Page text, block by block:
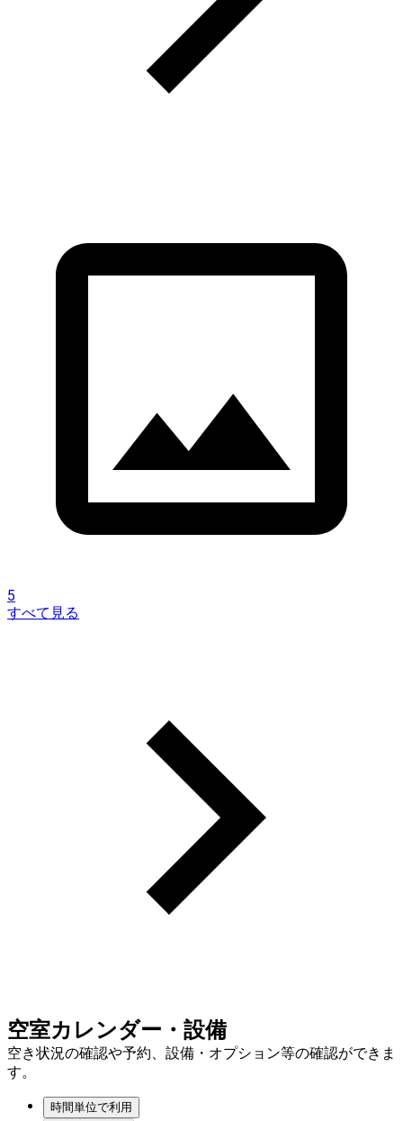
5
すべて見る
空室カレンダー・設備
空き状況の確認や予約、設備・オプション等の確認ができま
す。
時間単位で利用